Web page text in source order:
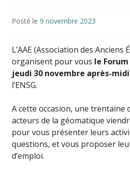
Posté le 9 novembre 2023
L’AAE (Association des Anciens
organisent pour vous le
jeudi 30 novembre après-midi
l’ENSG.
A cette occasion, une trentaine
acteurs de la géomatique
pour vous présenter leurs
questions, et vous proposer
d’emploi.